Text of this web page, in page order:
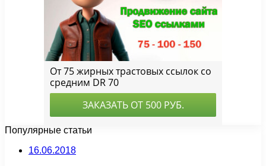
Популярные статьи
16.06.2018